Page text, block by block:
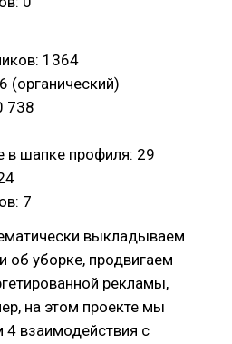
1364
(органический)
738
в шапке профиля: 29
7
выкладываем
об уборке, продвигаем
рекламы,
на этом проекте мы
взаимодействия с